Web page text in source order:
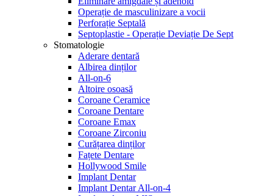
Operație de masculinizare a vocii
Perforație Septală
Septoplastie - Operație Deviație De Sept
Stomatologie
Aderare dentară
Albirea dinților
All-on-6
Altoire osoasă
Coroane Ceramice
Coroane Dentare
Coroane Emax
Coroane Zirconiu
Curățarea dinților
Fațete Dentare
Hollywood Smile
Implant Dentar
Implant Dentar All-on-4